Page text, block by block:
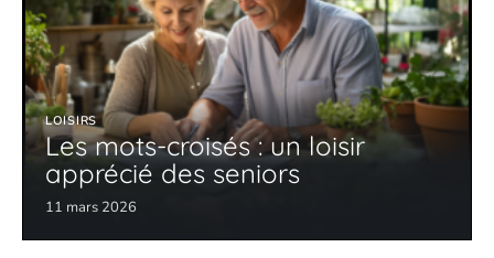
LOISIRS
Les mots-croisés : un loisir
apprécié des seniors
11 mars 2026